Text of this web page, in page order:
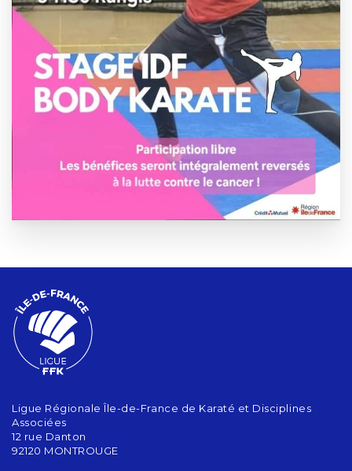
Ligue Régionale Île-de-France de Karaté et Disciplines
Associées
12 rue Danton
92120 MONTROUGE